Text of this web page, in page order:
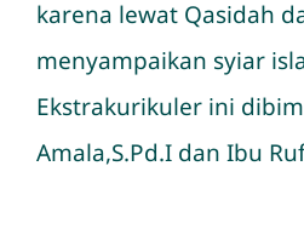
karena lewat Qasidah
menyampaikan syiar
Ekstrakurikuler ini
Amala,S.Pd.I dan Ibu